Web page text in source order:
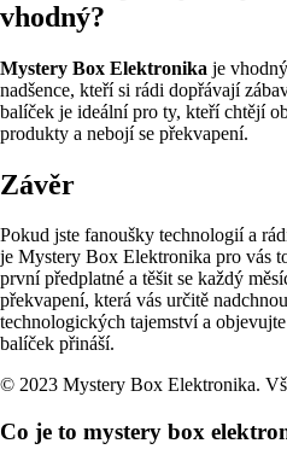
vhodný?
Mystery Box Elektronika je
nadšence, kteří si rádi dopřávají
balíček je ideální pro ty, kteří chtějí
produkty a nebojí se překvapení.
Závěr
Pokud jste fanoušky technologií a
je Mystery Box Elektronika pro vás
první předplatné a těšit se každý
překvapení, která vás určitě
technologických tajemství a
balíček přináší.
© 2023 Mystery Box Elektronika.
Co je to mystery box